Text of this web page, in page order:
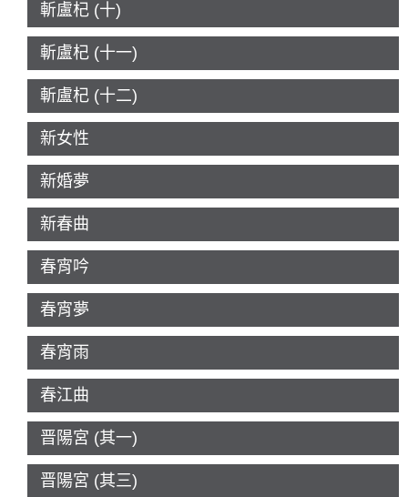
斬盧杞 (十)
斬盧杞 (十一)
斬盧杞 (十二)
新女性
新婚夢
新春曲
春宵吟
春宵夢
春宵雨
春江曲
晋陽宮 (其一)
晋陽宮 (其三)